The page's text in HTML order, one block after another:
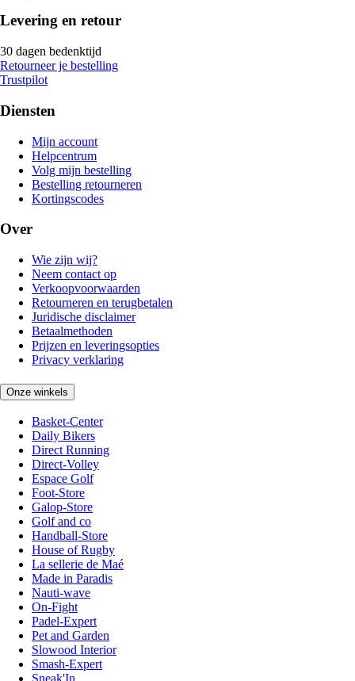
Levering en retour
30 dagen bedenktijd
Retourneer je bestelling
Trustpilot
Diensten
Mijn account
Helpcentrum
Volg mijn bestelling
Bestelling retourneren
Kortingscodes
Over
Wie zijn wij?
Neem contact op
Verkoopvoorwaarden
Retourneren en terugbetalen
Juridische disclaimer
Betaalmethoden
Prijzen en leveringsopties
Privacy verklaring
Onze winkels
Basket-Center
Daily Bikers
Direct Running
Direct-Volley
Espace Golf
Foot-Store
Galop-Store
Golf and co
Handball-Store
House of Rugby
La sellerie de Maé
Made in Paradis
Nauti-wave
On-Fight
Padel-Expert
Pet and Garden
Slowood Interior
Smash-Expert